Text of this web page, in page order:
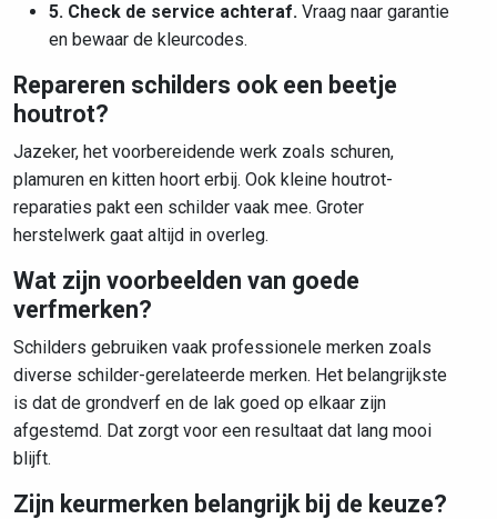
5. Check de service achteraf. Vraag naar garantie
en bewaar de kleurcodes.
Repareren schilders ook een beetje
houtrot?
Jazeker, het voorbereidende werk zoals schuren,
plamuren en kitten hoort erbij. Ook kleine houtrot-
reparaties pakt een schilder vaak mee. Groter
herstelwerk gaat altijd in overleg.
Wat zijn voorbeelden van goede
verfmerken?
Schilders gebruiken vaak professionele merken zoals
diverse schilder-gerelateerde merken. Het belangrijkste
is dat de grondverf en de lak goed op elkaar zijn
afgestemd. Dat zorgt voor een resultaat dat lang mooi
blijft.
Zijn keurmerken belangrijk bij de keuze?